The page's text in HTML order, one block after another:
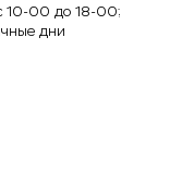
10-00 до 18-00;
дни